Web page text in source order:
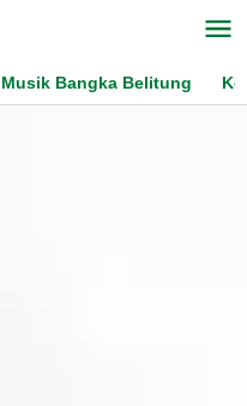
Musik Bangka Belitung